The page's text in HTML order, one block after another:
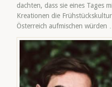
dachten, dass sie eines Tages
Kreationen die
Österreich aufmischen würden